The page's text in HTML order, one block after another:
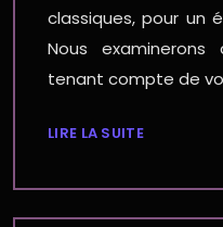
classiques, pour un
Nous
tenant compte de
LIRE LA SUITE